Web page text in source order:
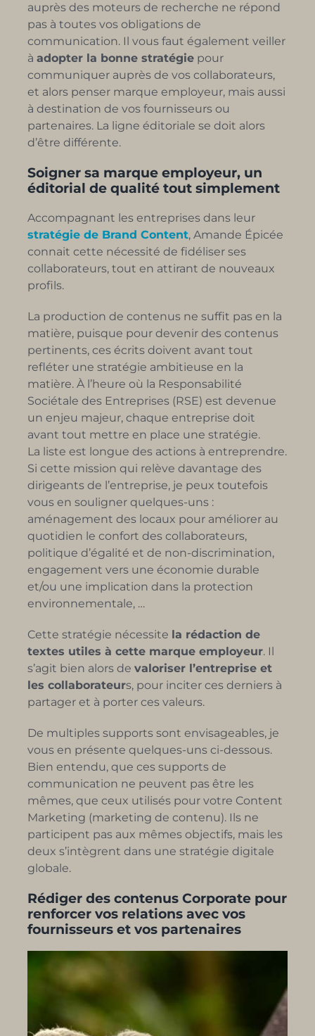
auprès des moteurs de recherche ne répond
pas à toutes vos obligations de
communication. Il vous faut également veiller
à adopter la bonne stratégiepour
communiquer auprès de vos collaborateurs,
et alors penser marque employeur, mais aussi
à destination de vos fournisseurs ou
partenaires. La ligne éditoriale se doit alors
d’être différente.
Soigner sa marque employeur, un
éditorial de qualité tout simplement
Accompagnant les entreprises dans leur
stratégie de Brand Content, Amande Épicée
connait cette nécessité de fidéliser ses
collaborateurs, tout en attirant de nouveaux
profils.
La production de contenus ne suffit pas en la
matière, puisque pour devenir des contenus
pertinents, ces écrits doivent avant tout
refléter une stratégie ambitieuse en la
matière. À l’heure où la Responsabilité
Sociétale des Entreprises (RSE) est devenue
un enjeu majeur, chaque entreprise doit
avant tout mettre en place une stratégie.
La liste est longue des actions à entreprendre.
Si cette mission qui relève davantage des
dirigeants de l’entreprise, je peux toutefois
vous en souligner quelques-uns :
aménagement des locaux pour améliorer au
quotidien le confort des collaborateurs,
politique d’égalité et de non-discrimination,
engagement vers une économie durable
et/ou une implication dans la protection
environnementale, …
Cette stratégie nécessite la rédaction de
textes utiles à cette marque employeur. Il
s’agit bien alors de valoriser l’entreprise et
les collaborateurs, pour inciter ces derniers à
partager et à porter ces valeurs.
De multiples supports sont envisageables, je
vous en présente quelques-uns ci-dessous.
Bien entendu, que ces supports de
communication ne peuvent pas être les
mêmes, que ceux utilisés pour votre Content
Marketing (marketing de contenu). Ils ne
participent pas aux mêmes objectifs, mais les
deux s’intègrent dans une stratégie digitale
globale.
Rédiger des contenus Corporate pour
renforcer vos relations avec vos
fournisseurs et vos partenaires